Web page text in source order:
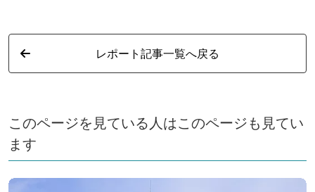
レポート記事一覧へ戻る
このページを見ている人はこのページも見てい
ます